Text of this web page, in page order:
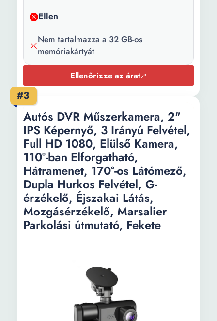
Csomag
1 x Használati útmutató 1 x
tolatókamera 1 x Autós
kamera 1 x csatlakozó
vezeték
Szín:
Slot memória
típusa:
Micro SD
Slot memória
maximális
kapacitás:
32 GB
Kijelző típusa:
Touchscreen
Kijelző
technológia:
TFT
Li-Ion
3000 mAh
Ellen
Nem tartalmazza a 32 GB-os
memóriakártyát
Ellenőrizze az árat
#3
Autós DVR Műszerkamera, 2"
IPS Képernyő, 3 Irányú Felvétel,
Full HD 1080, Elülső Kamera,
110°-ban Elforgatható,
Hátramenet, 170°-os Látómező,
Dupla Hurkos Felvétel, G-
érzékelő, Éjszakai Látás,
Mozgásérzékelő, Marsalier
Parkolási útmutató, Fekete